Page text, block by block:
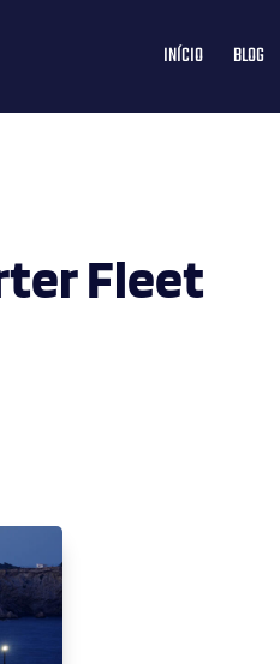
INÍCIO BLOG
Fleet